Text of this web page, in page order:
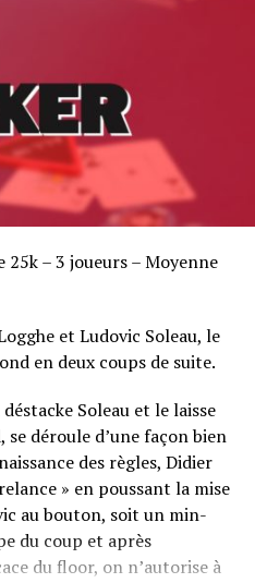
– 3 joueurs – Moyenne
et Ludovic Soleau, le
en deux coups de suite.
Soleau et le laisse
déroule d’une façon bien
des règles, Didier
» en poussant la mise
au bouton, soit un min-
du coup et après
du floor, on n’autorise à